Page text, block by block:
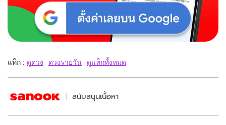
แท็ก : ดูดวง ดวงรายวัน ดูแท็กทั้งหมด
สนับสนุนเนื้อหา